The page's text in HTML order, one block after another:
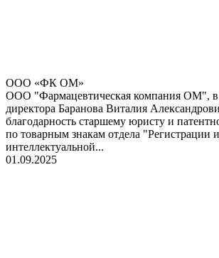
ООО «ФК ОМ»
ООО "Фармацевтическая компания ОМ", в
директора Баранова Виталия
благодарность старшему юристу и
по товарным знакам отдела "Регистрации
интеллектуальной...
01.09.2025